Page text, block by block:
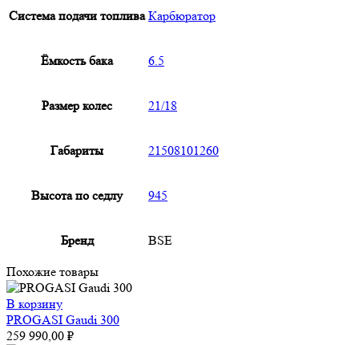
Система подачи топлива Карбюратор
Ёмкость бака 6.5
Размер колес 21/18
Габариты 21508101260
Высота по седлу 945
Бренд BSE
Похожие товары
В корзину
PROGASI Gaudi 300
259 990,00 ₽